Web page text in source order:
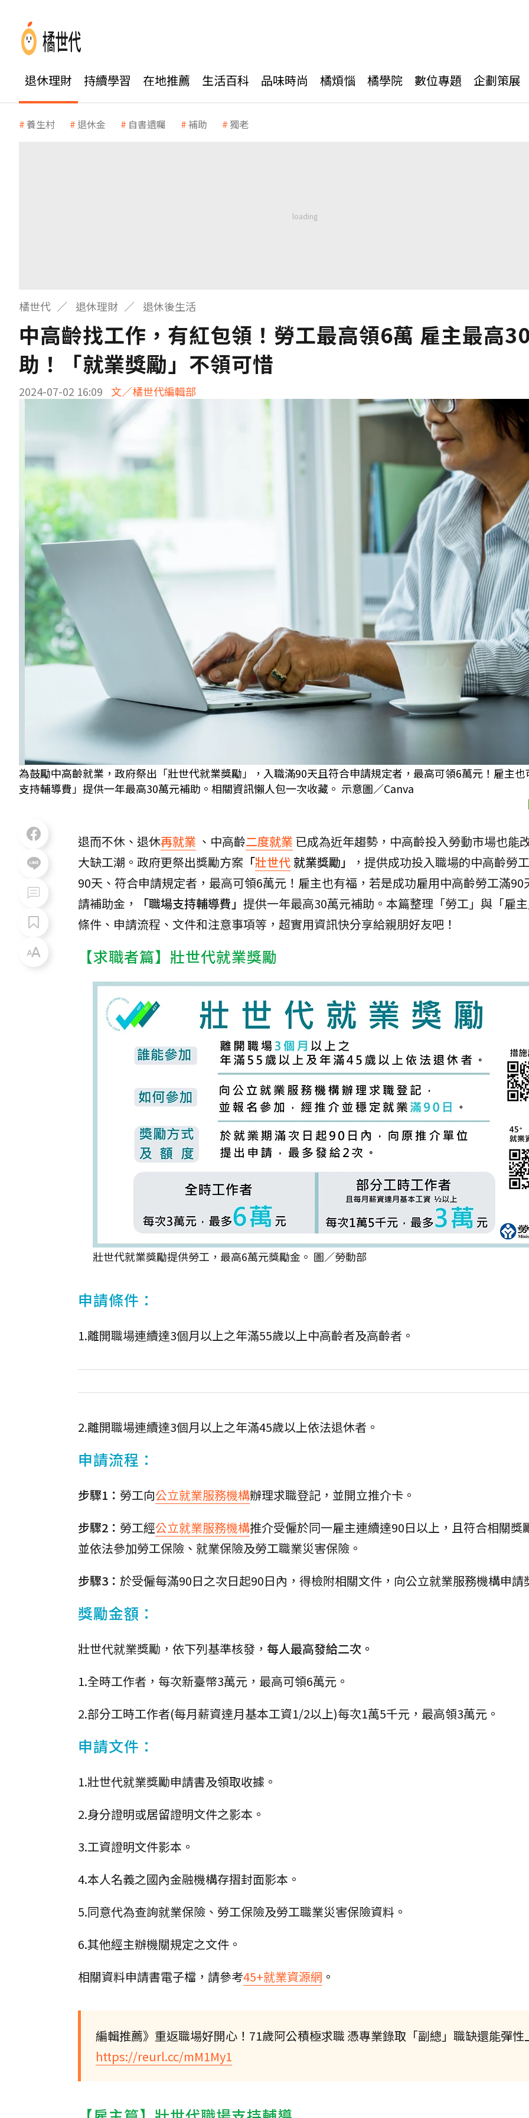
退休理財 持續學習 在地推薦 生活百科 品味時尚 橘煩惱 橘學院 數位專題 企劃策展
養生村 退休金 自書遺囑 補助 獨老
橘世代 退休理財 退休後生活
中高齡找工作，有紅包領！勞工最高領6萬 雇主最高
助！「就業獎勵」不領可惜
2024-07-02 16:09 文／橘世代編輯部
為鼓勵中高齡就業，政府祭出「壯世代就業獎勵」，入職滿90天且符合申請規定者，最高可領6萬元！雇主
支持輔導費」提供一年最高30萬元補助。相關資訊懶人包一次收藏。 示意圖／Canva
退而不休、退休再就業 、中高齡二度就業 已成為近年趨勢，中高齡投入勞動市場也能
大缺工潮。政府更祭出獎勵方案 「壯世代 就業獎勵」
，提供成功投入職場的中高齡勞
90天、符合申請規定者，最高可領6萬元！雇主也有福，若是成功雇用中高齡勞工滿90
請補助金，
「職場支持輔導費」 提供一年最高30萬元補助。本篇整理「勞工」與「雇
條件、申請流程、文件和注意事項等，超實用資訊快分享給親朋好友吧！
【求職者篇】壯世代就業獎勵
壯世代就業獎勵提供勞工，最高6萬元獎勵金。 圖／勞動部
申請條件：
1.離開職場連續達3個月以上之年滿55歲以上中高齡者及高齡者。
2.離開職場連續達3個月以上之年滿45歲以上依法退休者。
申請流程：
步驟1： 勞工向公立就業服務機構辦理求職登記，並開立推介卡。
步驟2： 勞工經公立就業服務機構推介受僱於同一雇主連續達90日以上，且符合相關獎
並依法參加勞工保險、就業保險及勞工職業災害保險。
步驟3： 於受僱每滿90日之次日起90日內，得檢附相關文件，向公立就業服務機構申請
獎勵金額：
壯世代就業獎勵，依下列基準核發， 每人最高發給二次。
1.全時工作者，每次新臺幣3萬元，最高可領6萬元。
2.部分工時工作者(每月薪資達月基本工資1/2以上)每次1萬5千元，最高領3萬元。
申請文件：
1.壯世代就業獎勵申請書及領取收據。
2.身分證明或居留證明文件之影本。
3.工資證明文件影本。
4.本人名義之國內金融機構存摺封面影本。
5.同意代為查詢就業保險、勞工保險及勞工職業災害保險資料。
6.其他經主辦機關規定之文件。
相關資料申請書電子檔，請參考45+就業資源網 。
編輯推薦》重返職場好開心！71歲阿公積極求職 憑專業錄取「副總」職缺還能彈性
https://reurl.cc/mM1My1